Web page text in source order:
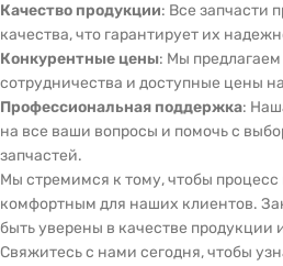
Качество продукции: Все запчасти
качества, что гарантирует их
Конкурентные цены: Мы
сотрудничества и доступные цены
Профессиональная поддержка:
на все ваши вопросы и помочь с
запчастей.
Мы стремимся к тому, чтобы
комфортным для наших клиентов.
быть уверены в качестве продукции
Свяжитесь с нами сегодня, чтобы